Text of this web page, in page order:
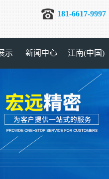
181-6617-9997
示 新闻中心 江南(中国)